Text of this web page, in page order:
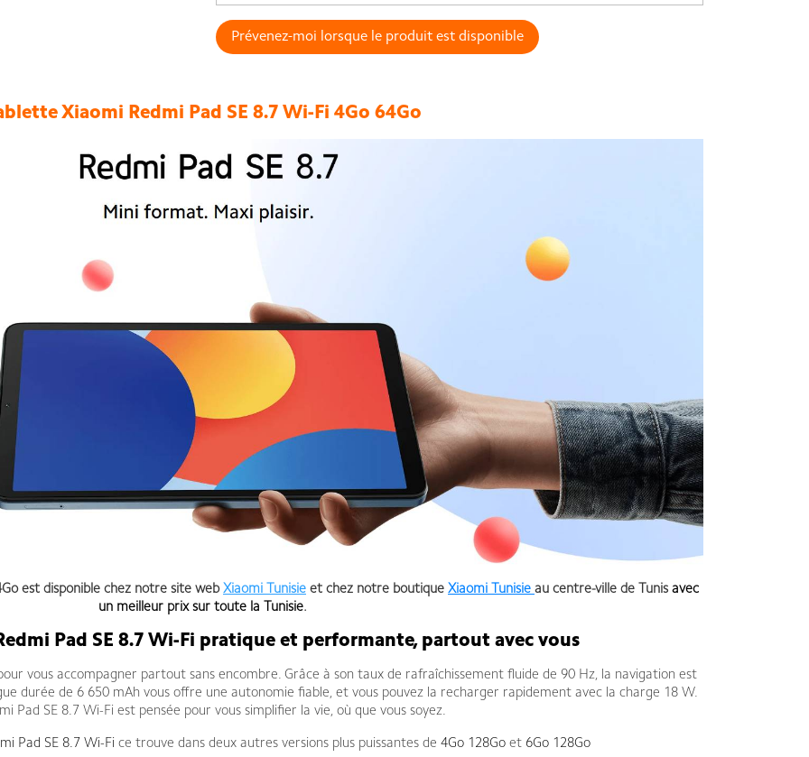
Prévenez-moi lorsque le produit est disponible
Xiaomi Redmi Pad SE 8.7 Wi-Fi 4Go 64Go
est disponible chez notre site web Xiaomi Tunisie et chez notre boutique Xiaomi Tunisie au centre-ville de Tunis avec
un meilleur prix sur toute la Tunisie.
Pad SE 8.7 Wi-Fi pratique et performante, partout avec vous
vous accompagner partout sans encombre. Grâce à son taux de rafraîchissement fluide de 90 Hz, la navigation est
durée de 6 650 mAh vous offre une autonomie fiable, et vous pouvez la recharger rapidement avec la charge 18 W.
Pad SE 8.7 Wi-Fi est pensée pour vous simplifier la vie, où que vous soyez.
Pad SE 8.7 Wi-Fi ce trouve dans deux autres versions plus puissantes de 4Go 128Go et 6Go 128Go